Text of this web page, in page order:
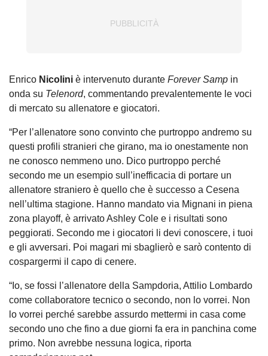
Enrico Nicolini è intervenuto durante Forever Samp in
onda su Telenord, commentando prevalentemente le voci
di mercato su allenatore e giocatori.
“Per l’allenatore sono convinto che purtroppo andremo su
questi profili stranieri che girano, ma io onestamente non
ne conosco nemmeno uno. Dico purtroppo perché
secondo me un esempio sull’inefficacia di portare un
allenatore straniero è quello che è successo a Cesena
nell’ultima stagione. Hanno mandato via Mignani in piena
zona playoff, è arrivato Ashley Cole e i risultati sono
peggiorati. Secondo me i giocatori li devi conoscere, i tuoi
e gli avversari. Poi magari mi sbaglierò e sarò contento di
cospargermi il capo di cenere.
“Io, se fossi l’allenatore della Sampdoria, Attilio Lombardo
come collaboratore tecnico o secondo, non lo vorrei. Non
lo vorrei perché sarebbe assurdo mettermi in casa come
secondo uno che fino a due giorni fa era in panchina come
primo. Non avrebbe nessuna logica, riporta